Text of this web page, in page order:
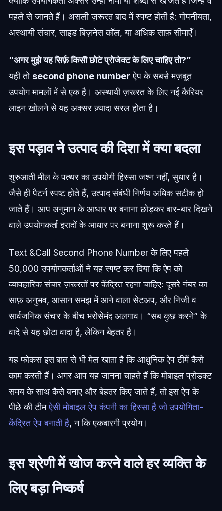
पहले से जानते हैं। असली ज़रूरत बाद में स्पष्ट होती है: गोपनीयता,
अस्थायी संचार, साइड बिज़नेस कॉल, या अधिक साफ़ सीमाएँ।
“अगर मुझे यह सिर्फ़ किसी छोटे प्रोजेक्ट के लिए चाहिए तो?”
यही तो second phone number ऐप के सबसे मज़बूत
उपयोग मामलों में से एक है। अस्थायी ज़रूरत के लिए नई कैरियर
लाइन खोलने से यह अक्सर ज़्यादा सरल होता है।
इस पड़ाव ने उत्पाद की दिशा में क्या बदला
शुरुआती मील के पत्थर का उपयोगी हिस्सा जश्न नहीं, सुधार है।
जैसे ही पैटर्न स्पष्ट होते हैं, उत्पाद संबंधी निर्णय अधिक सटीक हो
जाते हैं। आप अनुमान के आधार पर बनाना छोड़कर बार-बार दिखने
वाले उपयोगकर्ता इरादों के आधार पर बनाना शुरू करते हैं।
Text &Call Second Phone Number के लिए पहले
50,000 उपयोगकर्ताओं ने यह स्पष्ट कर दिया कि ऐप को
व्यावहारिक संचार ज़रूरतों पर केंद्रित रहना चाहिए: दूसरे नंबर का
साफ़ अनुभव, आसान समझ में आने वाला सेटअप, और निजी व
सार्वजनिक संचार के बीच भरोसेमंद अलगाव। “सब कुछ करने” के
वादे से यह छोटा वादा है, लेकिन बेहतर है।
यह फोकस इस बात से भी मेल खाता है कि आधुनिक ऐप टीमें कैसे
काम करती हैं। अगर आप यह जानना चाहते हैं कि मोबाइल प्रोडक्ट
समय के साथ कैसे बनाए और बेहतर किए जाते हैं, तो इस ऐप के
पीछे की टीमऐसी मोबाइल ऐप कंपनी का हिस्सा है जो उपयोगिता-
केंद्रित ऐप बनाती है, न कि एकबारगी प्रयोग।
इस श्रेणी में खोज करने वाले हर व्यक्ति के
लिए बड़ा निष्कर्ष